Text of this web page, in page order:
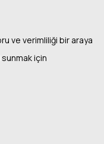
ve verimliliği bir araya
için